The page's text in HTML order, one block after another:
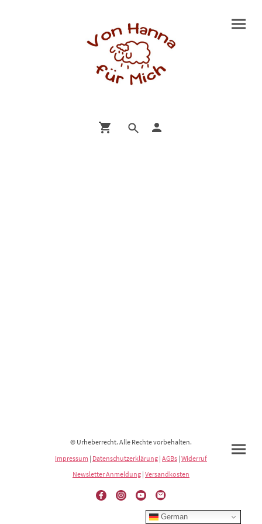
© Urheberrecht. Alle Rechte vorbehalten.
Impressum | Datenschutzerklärung | AGBs | Widerruf
Newsletter Anmeldung | Versandkosten
German